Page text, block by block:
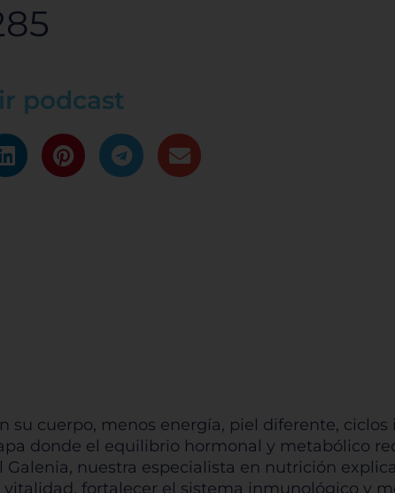
podcast
cuerpo, menos energía, piel diferente,
donde el equilibrio hormonal y metabólico
nuestra especialista en nutrición
fortalecer el sistema inmunológico y